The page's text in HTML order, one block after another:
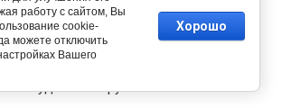
—
студия Мегагрупп
работу с сайтом, Вы
cookie-
можете отключить
Вашего
Хорошо